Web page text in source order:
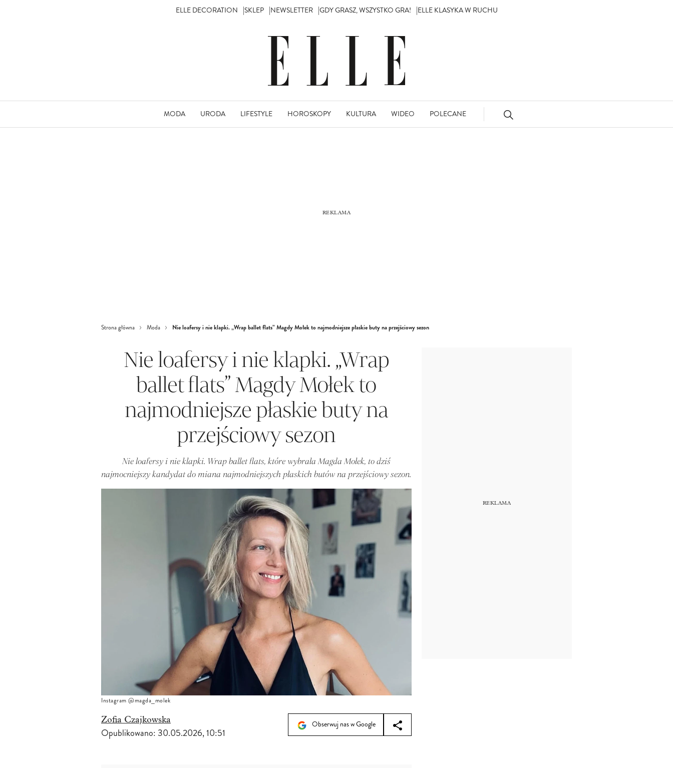
ELLE DECORATION SKLEP NEWSLETTER GDY GRASZ, WSZYSTKO GRA! ELLE KLASYKA W RUCHU
MODA URODA LIFESTYLE HOROSKOPY KULTURA WIDEO POLECANE
Strona główna Moda Nie loafersy i nie klapki. „Wrap ballet flats” Magdy Mołek to najmodniejsze płaskie buty na przejściowy sezon
Nie loafersy i nie klapki. „Wrap
ballet flats” Magdy Mołek to
najmodniejsze płaskie buty na
przejściowy sezon
Nie loafersy i nie klapki. Wrap ballet flats, które wybrała Magda Mołek, to dziś
najmocniejszy kandydat do miana najmodniejszych płaskich butów na przejściowy sezon.
Instagram @magda_molek
Zofia Czajkowska
Opublikowano: 30.05.2026, 10:51
Obserwuj nas w Google